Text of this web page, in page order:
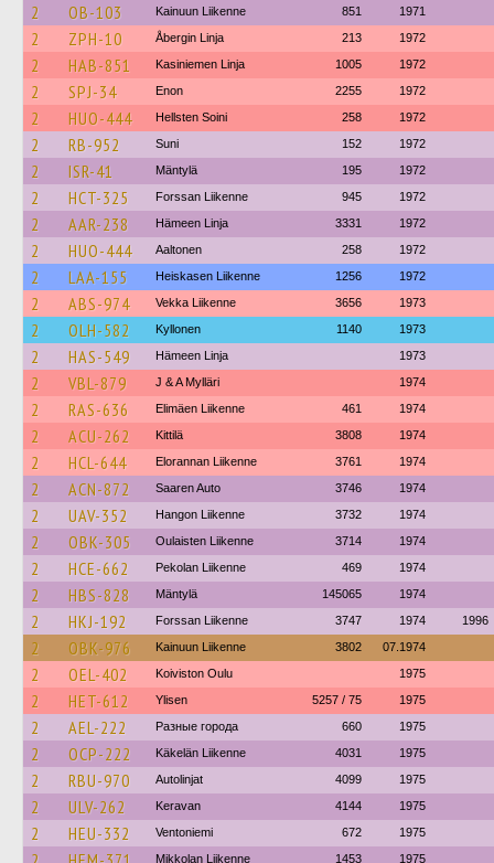
2 OB-103 Kainuun Liikenne 851 1971
2 ZPH-10 Åbergin Linja 213 1972
2 HAB-851 Kasiniemen Linja 1005 1972
2 SPJ-34 Enon 2255 1972
2 HUO-444 Hellsten Soini 258 1972
2 RB-952 Suni 152 1972
2 ISR-41 Mäntylä 195 1972
2 HCT-325 Forssan Liikenne 945 1972
2 AAR-238 Hämeen Linja 3331 1972
2 HUO-444 Aaltonen 258 1972
2 LAA-155 Heiskasen Liikenne 1256 1972
2 ABS-974 Vekka Liikenne 3656 1973
2 OLH-582 Kyllonen 1140 1973
2 HAS-549 Hämeen Linja 1973
2 VBL-879 J & A Mylläri 1974
2 RAS-636 Elimäen Liikenne 461 1974
2 ACU-262 Kittilä 3808 1974
2 HCL-644 Elorannan Liikenne 3761 1974
2 ACN-872 Saaren Auto 3746 1974
2 UAV-352 Hangon Liikenne 3732 1974
2 OBK-305 Oulaisten Liikenne 3714 1974
2 HCE-662 Pekolan Liikenne 469 1974
2 HBS-828 Mäntylä 145065 1974
2 HKJ-192 Forssan Liikenne 3747 1974 1996
2 OBK-976 Kainuun Liikenne 3802 07.1974
2 OEL-402 Koiviston Oulu 1975
2 HET-612 Ylisen 5257 / 75 1975
2 AEL-222 Разные города 660 1975
2 OCP-222 Käkelän Liikenne 4031 1975
2 RBU-970 Autolinjat 4099 1975
2 ULV-262 Keravan 4144 1975
2 HEU-332 Ventoniemi 672 1975
Mikkolan Liikenne 1453 1975